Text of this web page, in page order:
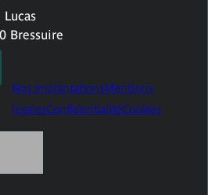
Lucas
Bressuire
Nos implantationsMentions
légalesConfidentialitéCookies